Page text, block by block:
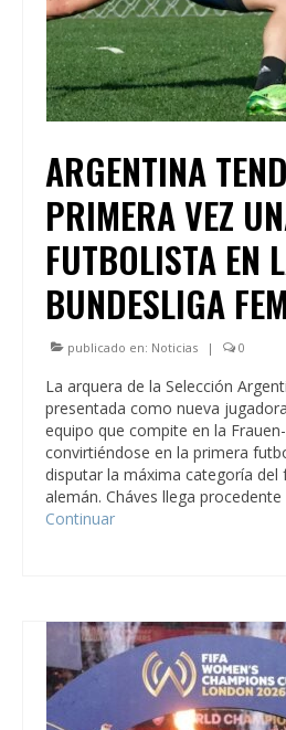
ARGENTINA
PRIMERA VEZ
FUTBOLISTA EN
BUNDESLIGA
publicado en: Noticias | 0
La arquera de la Selección
presentada como nueva
equipo que compite en la
convirtiéndose en la primera
disputar la máxima categoría
alemán. Cháves llega
Continuar